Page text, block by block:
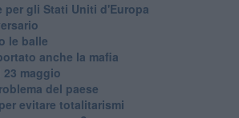
per gli Stati Uniti d'Europa
le balle
anche la mafia
maggio
del paese
evitare totalitarismi